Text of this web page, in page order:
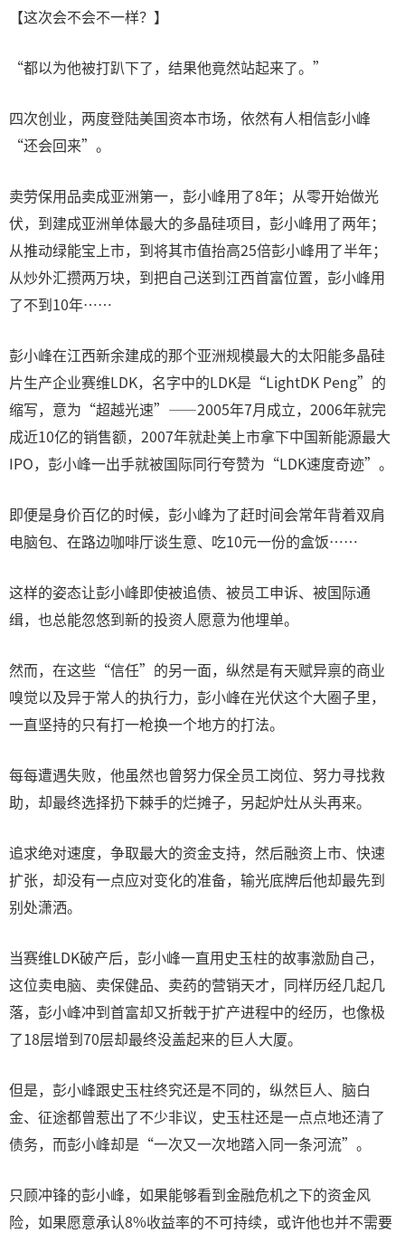
【这次会不会不一样？】
“都以为他被打趴下了，结果他竟然站起来了。”
四次创业，两度登陆美国资本市场，依然有人相信彭小峰
“还会回来”。
卖劳保用品卖成亚洲第一，彭小峰用了8年；从零开始做光
伏，到建成亚洲单体最大的多晶硅项目，彭小峰用了两年；
从推动绿能宝上市，到将其市值抬高25倍彭小峰用了半年；
从炒外汇攒两万块，到把自己送到江西首富位置，彭小峰用
了不到10年……
彭小峰在江西新余建成的那个亚洲规模最大的太阳能多晶硅
片生产企业赛维LDK，名字中的LDK是“LightDK Peng”的
缩写，意为“超越光速”——2005年7月成立，2006年就完
成近10亿的销售额，2007年就赴美上市拿下中国新能源最大
IPO，彭小峰一出手就被国际同行夸赞为“LDK速度奇迹”。
即便是身价百亿的时候，彭小峰为了赶时间会常年背着双肩
电脑包、在路边咖啡厅谈生意、吃10元一份的盒饭……
这样的姿态让彭小峰即使被追债、被员工申诉、被国际通
缉，也总能忽悠到新的投资人愿意为他埋单。
然而，在这些“信任”的另一面，纵然是有天赋异禀的商业
嗅觉以及异于常人的执行力，彭小峰在光伏这个大圈子里，
一直坚持的只有打一枪换一个地方的打法。
每每遭遇失败，他虽然也曾努力保全员工岗位、努力寻找救
助，却最终选择扔下棘手的烂摊子，另起炉灶从头再来。
追求绝对速度，争取最大的资金支持，然后融资上市、快速
扩张，却没有一点应对变化的准备，输光底牌后他却最先到
别处潇洒。
当赛维LDK破产后，彭小峰一直用史玉柱的故事激励自己，
这位卖电脑、卖保健品、卖药的营销天才，同样历经几起几
落，彭小峰冲到首富却又折戟于扩产进程中的经历，也像极
了18层增到70层却最终没盖起来的巨人大厦。
但是，彭小峰跟史玉柱终究还是不同的，纵然巨人、脑白
金、征途都曾惹出了不少非议，史玉柱还是一点点地还清了
债务，而彭小峰却是“一次又一次地踏入同一条河流”。
只顾冲锋的彭小峰，如果能够看到金融危机之下的资金风
险，如果愿意承认8%收益率的不可持续，或许他也并不需要